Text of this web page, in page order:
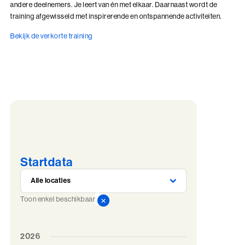
andere deelnemers. Je leert van én met elkaar. Daarnaast wordt de
training afgewisseld met inspirerende en ontspannende activiteiten.
Bekijk de verkorte training
Startdata
Toon enkel beschikbaar
2026